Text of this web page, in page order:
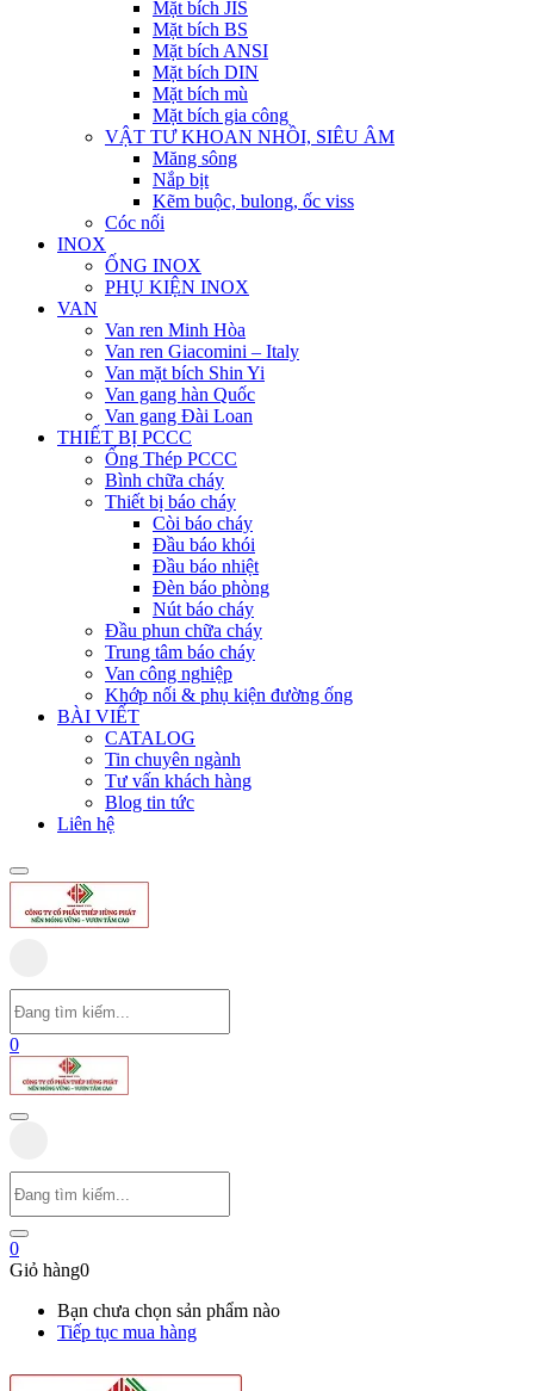
Mặt bích JIS
Mặt bích BS
Mặt bích ANSI
Mặt bích DIN
Mặt bích mù
Mặt bích gia công
VẬT TƯ KHOAN NHỒI, SIÊU ÂM
Măng sông
Nắp bịt
Kẽm buộc, bulong, ốc viss
Cóc nối
INOX
ỐNG INOX
PHỤ KIỆN INOX
VAN
Van ren Minh Hòa
Van ren Giacomini – Italy
Van mặt bích Shin Yi
Van gang hàn Quốc
Van gang Đài Loan
THIẾT BỊ PCCC
Ống Thép PCCC
Bình chữa cháy
Thiết bị báo cháy
Còi báo cháy
Đầu báo khói
Đầu báo nhiệt
Đèn báo phòng
Nút báo cháy
Đầu phun chữa cháy
Trung tâm báo cháy
Van công nghiệp
Khớp nối & phụ kiện đường ống
BÀI VIẾT
CATALOG
Tin chuyên ngành
Tư vấn khách hàng
Blog tin tức
Liên hệ
0
0
Giỏ hàng0
Bạn chưa chọn sản phẩm nào
Tiếp tục mua hàng